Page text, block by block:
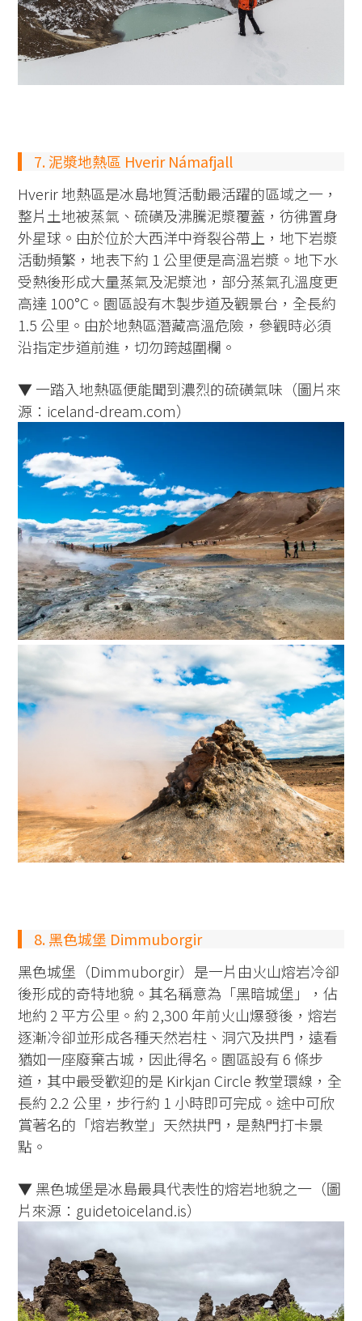
7. 泥漿地熱區 Hverir Námafjall
Hverir 地熱區是冰島地質活動最活躍的區域之一，
整片土地被蒸氣、硫磺及沸騰泥漿覆蓋，彷彿置身
外星球。由於位於大西洋中脊裂谷帶上，地下岩漿
活動頻繁，地表下約 1 公里便是高溫岩漿。地下水
受熱後形成大量蒸氣及泥漿池，部分蒸氣孔溫度更
高達 100°C。園區設有木製步道及觀景台，全長約
1.5 公里。由於地熱區潛藏高溫危險，參觀時必須
沿指定步道前進，切勿跨越圍欄。
▼ 一踏入地熱區便能聞到濃烈的硫磺氣味（圖片來
源：iceland-dream.com）
8. 黑色城堡 Dimmuborgir
黑色城堡（Dimmuborgir）是一片由火山熔岩冷卻
後形成的奇特地貌。其名稱意為「黑暗城堡」，佔
地約 2 平方公里。約 2,300 年前火山爆發後，熔岩
逐漸冷卻並形成各種天然岩柱、洞穴及拱門，遠看
猶如一座廢棄古城，因此得名。園區設有 6 條步
道，其中最受歡迎的是 Kirkjan Circle 教堂環線，全
長約 2.2 公里，步行約 1 小時即可完成。途中可欣
賞著名的「熔岩教堂」天然拱門，是熱門打卡景
點。
▼ 黑色城堡是冰島最具代表性的熔岩地貌之一（圖
片來源：guidetoiceland.is）